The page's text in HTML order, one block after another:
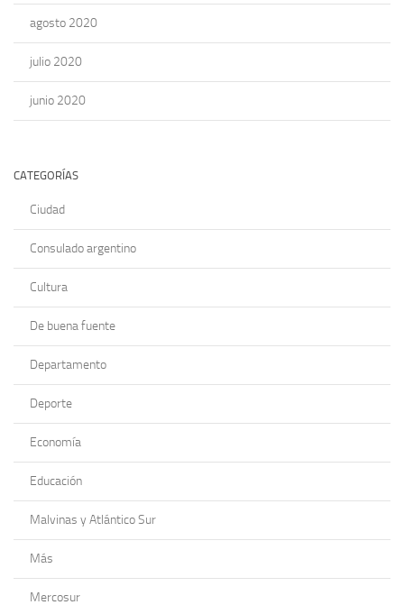
agosto 2020
julio 2020
junio 2020
CATEGORÍAS
Ciudad
Consulado argentino
Cultura
De buena fuente
Departamento
Deporte
Economía
Educación
Malvinas y Atlántico Sur
Más
Mercosur